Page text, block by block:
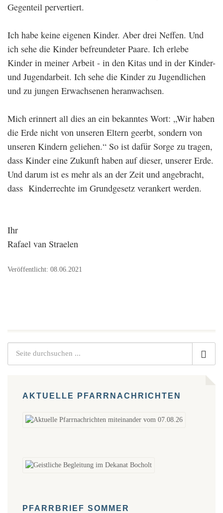
Gegenteil pervertiert.
Ich habe keine eigenen Kinder. Aber drei Neffen. Und
ich sehe die Kinder befreundeter Paare. Ich erlebe
Kinder in meiner Arbeit - in den Kitas und in der Kinder-
und Jugendarbeit. Ich sehe die Kinder zu Jugendlichen
und zu jungen Erwachsenen heranwachsen.
Mich erinnert all dies an ein bekanntes Wort: „Wir haben
die Erde nicht von unseren Eltern geerbt, sondern von
unseren Kindern geliehen.“ So ist dafür Sorge zu tragen,
dass Kinder eine Zukunft haben auf dieser, unserer Erde.
Und darum ist es mehr als an der Zeit und angebracht,
dass Kinderrechte im Grundgesetz verankert werden.
Ihr
Rafael van Straelen
Veröffentlicht: 08.06.2021
AKTUELLE PFARRNACHRICHTEN
PFARRBRIEF SOMMER